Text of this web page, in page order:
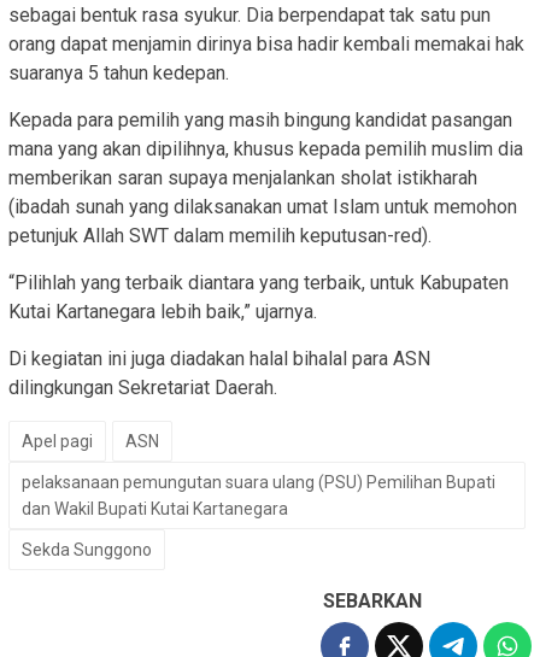
sebagai bentuk rasa syukur. Dia berpendapat tak satu pun
orang dapat menjamin dirinya bisa hadir kembali memakai hak
suaranya 5 tahun kedepan.
Kepada para pemilih yang masih bingung kandidat pasangan
mana yang akan dipilihnya, khusus kepada pemilih muslim dia
memberikan saran supaya menjalankan sholat istikharah
(ibadah sunah yang dilaksanakan umat Islam untuk memohon
petunjuk Allah SWT dalam memilih keputusan-red).
“Pilihlah yang terbaik diantara yang terbaik, untuk Kabupaten
Kutai Kartanegara lebih baik,” ujarnya.
Di kegiatan ini juga diadakan halal bihalal para ASN
dilingkungan Sekretariat Daerah.
Apel pagi ASN
pelaksanaan pemungutan suara ulang (PSU) Pemilihan Bupati
dan Wakil Bupati Kutai Kartanegara
Sekda Sunggono
SEBARKAN